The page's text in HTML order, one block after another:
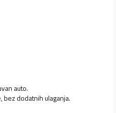
auto.
dodatnih ulaganja.